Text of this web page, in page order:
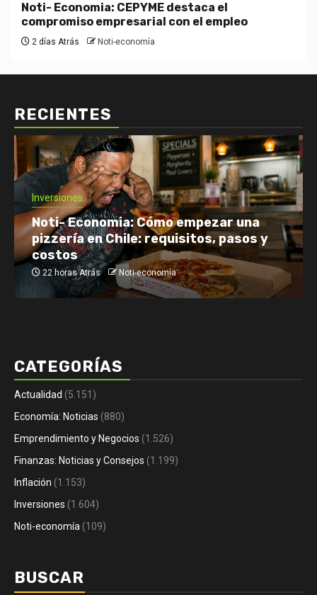
Noti- Economia: CEPYME destaca el
compromiso empresarial con el empleo
2 días Atrás Noti-economía
RECIENTES
Inversiones
Noti- Economia: Cómo empezar una
pizzería en Chile: requisitos, pasos y
costos
22 horas Atrás Noti-economía
CATEGORÍAS
Actualidad (5.151)
Economía: Noticias (880)
Emprendimiento y Negocios (1.526)
Finanzas: Noticias y Consejos (1.199)
Inflación (1.153)
Inversiones (1.604)
Noti-economía (109)
BUSCAR